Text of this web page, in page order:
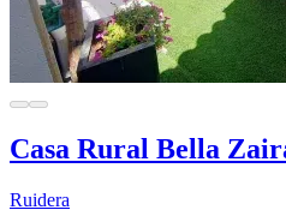
Casa Rural Bella
Ruidera